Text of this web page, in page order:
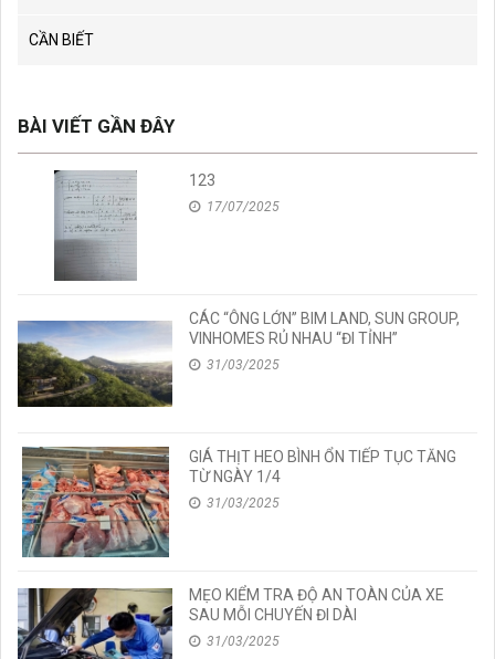
CẦN BIẾT
BÀI VIẾT GẦN ĐÂY
123
17/07/2025
CÁC “ÔNG LỚN” BIM LAND, SUN GROUP,
VINHOMES RỦ NHAU “ĐI TỈNH”
31/03/2025
GIÁ THỊT HEO BÌNH ỔN TIẾP TỤC TĂNG
TỪ NGÀY 1/4
31/03/2025
MẸO KIỂM TRA ĐỘ AN TOÀN CỦA XE
SAU MỖI CHUYẾN ĐI DÀI
31/03/2025